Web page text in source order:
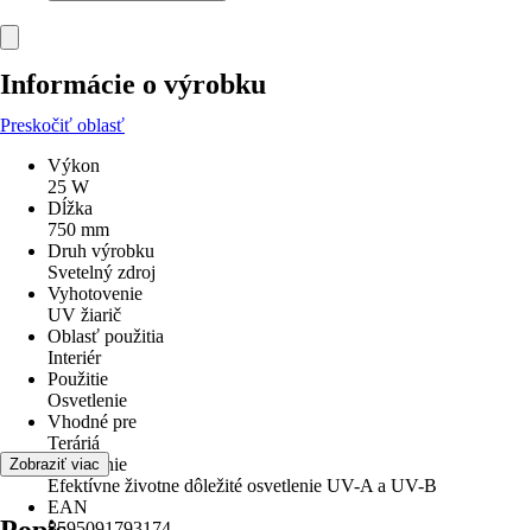
Informácie o výrobku
Preskočiť oblasť
Výkon
25 W
Dĺžka
750 mm
Druh výrobku
Svetelný zdroj
Vyhotovenie
UV žiarič
Oblasť použitia
Interiér
Použitie
Osvetlenie
Vhodné pre
Teráriá
Osvetlenie
Efektívne životne dôležité osvetlenie UV-A a UV-B
EAN
Zobraziť viac